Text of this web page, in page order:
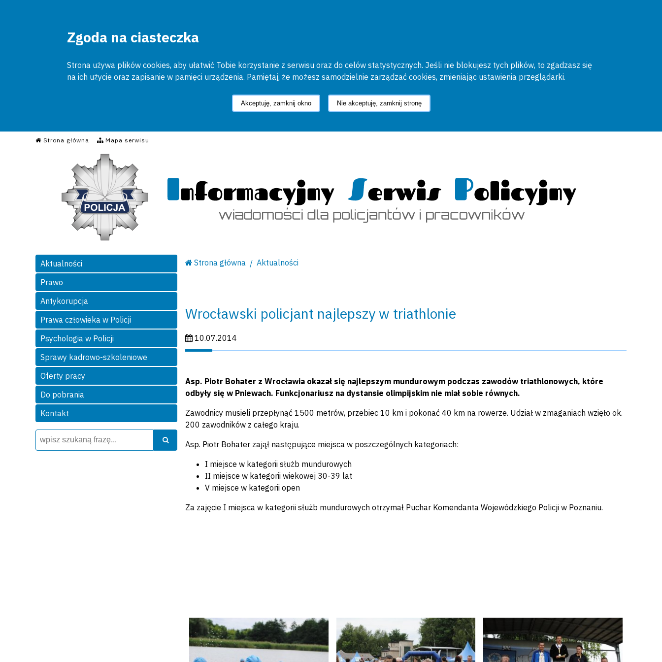
Zgoda na ciasteczka
Strona używa plików cookies, aby ułatwić Tobie korzystanie z serwisu oraz do celów statystycznych. Jeśli nie blokujesz tych plików, to zgadzasz się
na ich użycie oraz zapisanie w pamięci urządzenia. Pamiętaj, że możesz samodzielnie zarządzać cookies, zmieniając ustawienia przeglądarki.
Akceptuję, zamknij okno Nie akceptuję, zamknij stronę
Strona główna Mapa serwisu
Informacyjny Serwis Policyjny
Aktualności
Prawo
Antykorupcja
Prawa człowieka w Policji
Psychologia w Policji
Sprawy kadrowo-szkoleniowe
Oferty pracy
Do pobrania
Kontakt
Wyszukiwarka
Szukaj
Strona główna Aktualności
Wrocławski policjant najlepszy w triathlonie
Data publikacji:
10.07.2014
Asp. Piotr Bohater z Wrocławia okazał się najlepszym mundurowym podczas zawodów triathlonowych, które
odbyły się w Pniewach. Funkcjonariusz na dystansie olimpijskim nie miał sobie równych.
Zawodnicy musieli przepłynąć 1500 metrów, przebiec 10 km i pokonać 40 km na rowerze. Udział w zmaganiach wzięło ok.
200 zawodników z całego kraju.
Asp. Piotr Bohater zajął następujące miejsca w poszczególnych kategoriach:
I miejsce w kategorii służb mundurowych
II miejsce w kategorii wiekowej 30-39 lat
V miejsce w kategorii open
Za zajęcie I miejsca w kategorii służb mundurowych otrzymał Puchar Komendanta Wojewódzkiego Policji w Poznaniu.